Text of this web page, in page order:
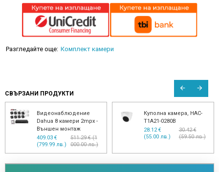
Разгледайте още: Комплект камери
СВЪРЗАНИ ПРОДУКТИ
Видеонаблюдение
Dahua 8 камери 2mpx -
Външен монтаж
409.03 €
(799.99 лв.)
511.29 € (1
000.00 лв.)
Куполна камера, HAC-
T1A21-0280B
28.12 €
(55.00 лв.)
30.42 €
(59.50 лв.)